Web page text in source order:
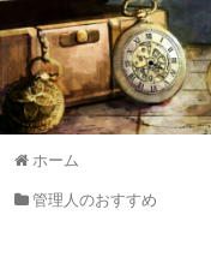
ホーム
管理人のおすすめ